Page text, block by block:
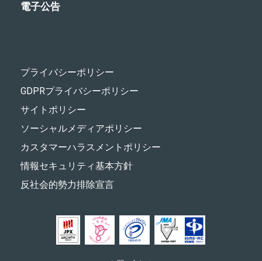
電子公告
プライバシーポリシー
GDPRプライバシーポリシー
サイトポリシー
ソーシャルメディアポリシー
カスタマーハラスメントポリシー
情報セキュリティ基本方針
反社会的勢力排除宣言